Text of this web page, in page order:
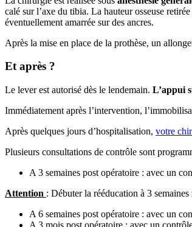
calé sur l’axe du tibia. La hauteur osseuse
éventuellement amarrée sur des ancres.
Après la mise en place de la prothèse, un
Et après ?
Le lever est autorisé dès le lendemain. L’appui
Immédiatement après l’intervention,
Après quelques jours d’hospitalisation, votre
Plusieurs consultations de contrôle sont
A 3 semaines post opératoire : avec un
Attention : Débuter la rééducation à 3
A 6 semaines post opératoire : avec un
A 3 mois post opératoire : avec un